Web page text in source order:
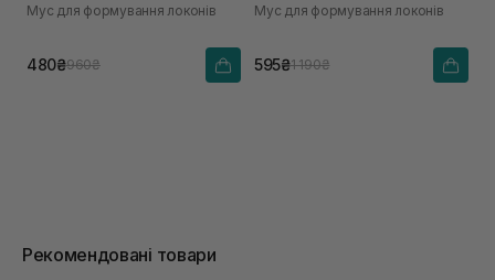
Мус для формування локонів
480₴960₴
Мус для формування локонів
595₴1 190₴
Рекомендовані товари